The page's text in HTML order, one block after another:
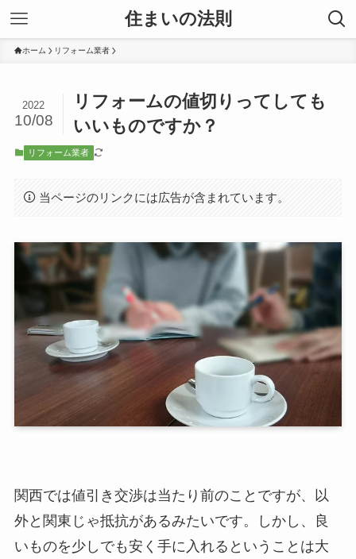
住まいの法則
ホーム リフォーム業者
リフォームの値切りってしても
いいものですか？
2022
10/08
リフォーム業者
当ページのリンクには広告が含まれています。
関西では値引き交渉は当たり前のことですが、以
外と関東じゃ抵抗があるみたいです。しかし、良
いものを少しでも安く手に入れるということは大